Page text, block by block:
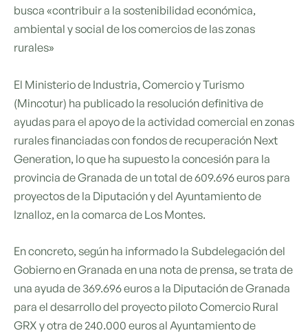
busca «contribuir a la sostenibilidad económica,
ambiental y social de los comercios de las zonas
rurales»
El Ministerio de Industria, Comercio y Turismo
(Mincotur) ha publicado la resolución definitiva de
ayudas para el apoyo de la actividad comercial en zonas
rurales financiadas con fondos de recuperación Next
Generation, lo que ha supuesto la concesión para la
provincia de Granada de un total de 609.696 euros para
proyectos de la Diputación y del Ayuntamiento de
Iznalloz, en la comarca de Los Montes.
En concreto, según ha informado la Subdelegación del
Gobierno en Granada en una nota de prensa, se trata de
una ayuda de 369.696 euros a la Diputación de Granada
para el desarrollo del proyecto piloto Comercio Rural
GRX y otra de 240.000 euros al Ayuntamiento de